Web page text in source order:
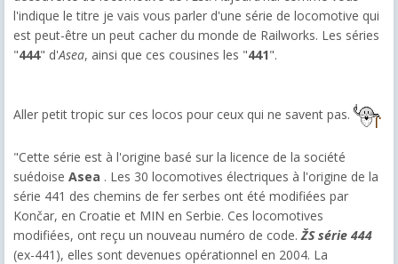
l'indique le titre je vais vous parler d'une série de locomotive qui
est peut-être un peut cacher du monde de Railworks. Les séries
"444" d'Asea, ainsi que ces cousines les "441".
Aller petit tropic sur ces locos pour ceux qui ne savent pas.
"Cette série est à l'origine basé sur la licence de la société
suédoise Asea . Les 30 locomotives électriques à l'origine de la
série 441 des chemins de fer serbes ont été modifiées par
Končar, en Croatie et MIN en Serbie. Ces locomotives
modifiées, ont reçu un nouveau numéro de code. ŽS série 444
(ex-441), elles sont devenues opérationnel en 2004. La